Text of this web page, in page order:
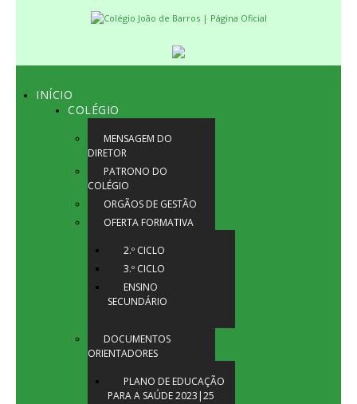
INÍCIO
COLÉGIO
MENSAGEM DO
DIRETOR
PATRONO DO
COLÉGIO
ORGÃOS DE GESTÃO
OFERTA FORMATIVA
2.º CICLO
3.º CICLO
ENSINO
SECUNDÁRIO
DOCUMENTOS
ORIENTADORES
PLANO DE EDUCAÇÃO
PARA A SAÚDE 2023|25